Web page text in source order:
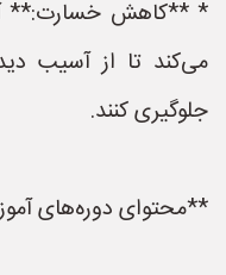
* **کاهش خسارت:**
می‌کند تا از آسیب
جلوگیری کنند.
**محتوای دوره‌های